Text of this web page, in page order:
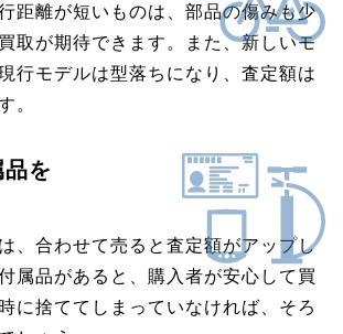
距離が短いものは、部品の傷みも少
取が期待できます。また、新しいモ
行モデルは型落ちになり、査定額は
。
を
、合わせて売ると査定額がアップし
属品があると、購入者が安心して買
に捨ててしまっていなければ、そろ